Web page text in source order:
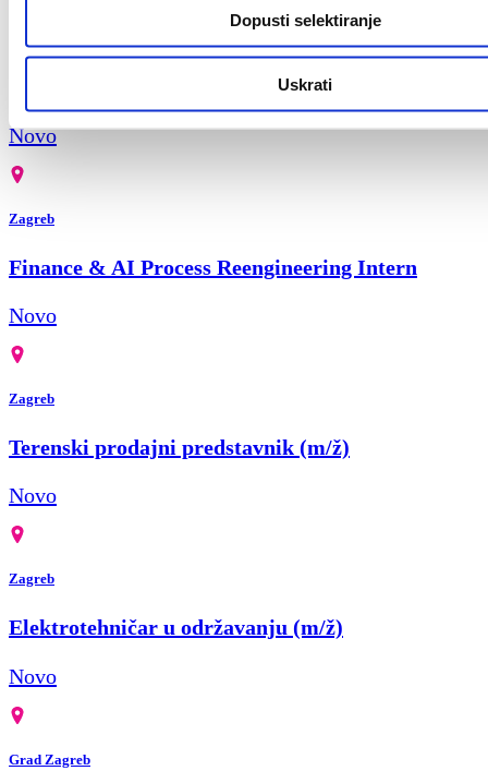
Dopusti selektiranje
Uskrati
Novo
Zagreb
Finance & AI Process Reengineering Intern
Novo
Zagreb
Terenski prodajni predstavnik (m/ž)
Novo
Zagreb
Elektrotehničar u održavanju (m/ž)
Novo
Grad Zagreb